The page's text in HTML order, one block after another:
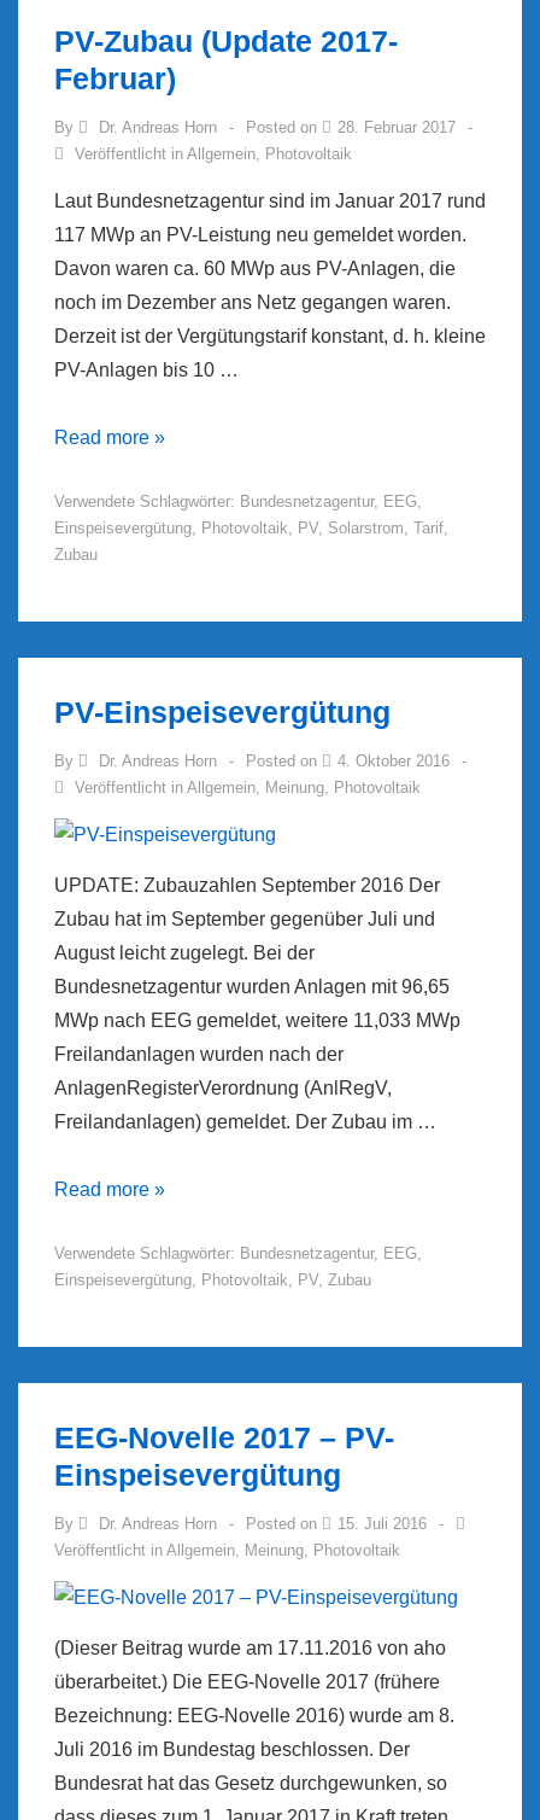
PV-Zubau (Update 2017-
Februar)
By Dr. Andreas Horn Posted on
28. Februar 2017
Veröffentlicht in Allgemein, Photovoltaik
Laut Bundesnetzagentur sind im Januar 2017 rund
117 MWp an PV-Leistung neu gemeldet worden.
Davon waren ca. 60 MWp aus PV-Anlagen, die
noch im Dezember ans Netz gegangen waren.
Derzeit ist der Vergütungstarif konstant, d. h. kleine
PV-Anlagen bis 10 …
PV-
(Update
2017-
Read more »
Verwendete Schlagwörter: Bundesnetzagentur, EEG,
Einspeisevergütung, Photovoltaik, PV, Solarstrom, Tarif,
Zubau
PV-Einspeisevergütung
By Dr. Andreas Horn Posted on
4. Oktober 2016
Veröffentlicht in Allgemein, Meinung, Photovoltaik
UPDATE: Zubauzahlen September 2016 Der
Zubau hat im September gegenüber Juli und
August leicht zugelegt. Bei der
Bundesnetzagentur wurden Anlagen mit 96,65
MWp nach EEG gemeldet, weitere 11,033 MWp
Freilandanlagen wurden nach der
AnlagenRegisterVerordnung (AnlRegV,
Freilandanlagen) gemeldet. Der Zubau im …
PV-
Read more »
Verwendete Schlagwörter: Bundesnetzagentur, EEG,
Einspeisevergütung, Photovoltaik, PV, Zubau
EEG-Novelle 2017 – PV-
Einspeisevergütung
By Dr. Andreas Horn Posted on
15. Juli 2016
Veröffentlicht in Allgemein, Meinung, Photovoltaik
(Dieser Beitrag wurde am 17.11.2016 von aho
überarbeitet.) Die EEG-Novelle 2017 (frühere
Bezeichnung: EEG-Novelle 2016) wurde am 8.
Juli 2016 im Bundestag beschlossen. Der
Bundesrat hat das Gesetz durchgewunken, so